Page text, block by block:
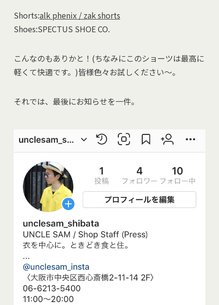
Shorts:alk phenix / zak shorts
Shoes:SPECTUS SHOE CO.
こんなのもありかと！(ちなみにこのショーツは最高に
軽くて快適です。)皆様色々お試しください～。
それでは、最後にお知らせを一件。